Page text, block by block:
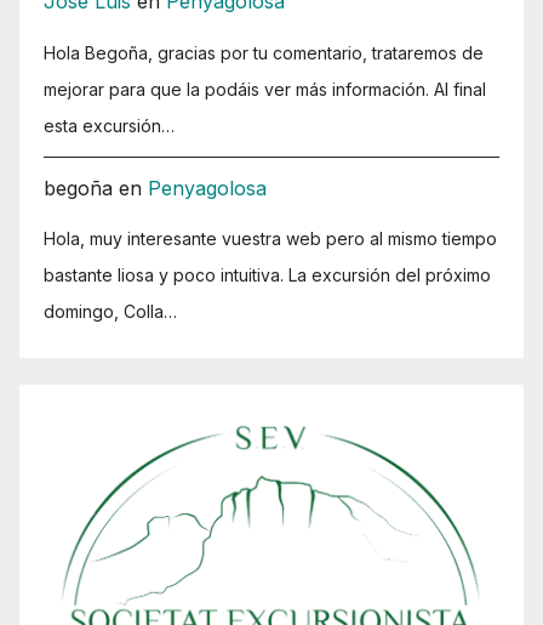
Hola Begoña, gracias por tu comentario, trataremos de
mejorar para que la podáis ver más información. Al final
esta excursión…
begoña en Penyagolosa
Hola, muy interesante vuestra web pero al mismo tiempo
bastante liosa y poco intuitiva. La excursión del próximo
domingo, Colla…